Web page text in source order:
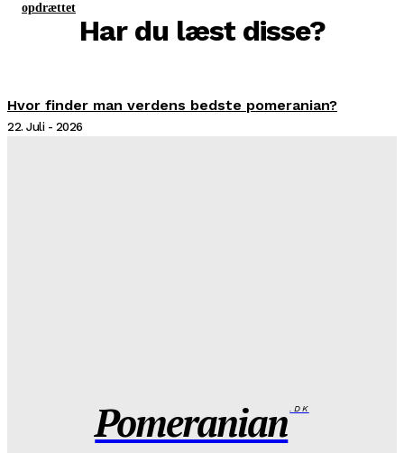
opdrættet
Har du læst disse?
Hvor finder man verdens bedste pomeranian?
22. Juli - 2026
Pomeranian .DK